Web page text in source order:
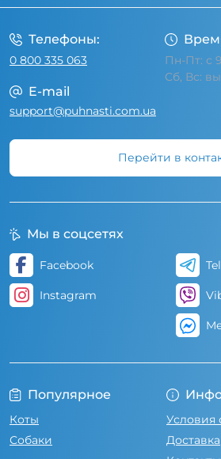
Телефоны:
0 800 335 063
Пн-Пт: с
Сб, Вс:
E-mail
support@puhnasti.com.ua
Перейти в
Популярное
Коты
Собаки
Условия
Доставка
Мы в соцсетях
Facebook
Instagram